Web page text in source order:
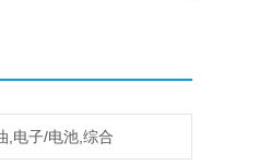
,电子/电池,综合